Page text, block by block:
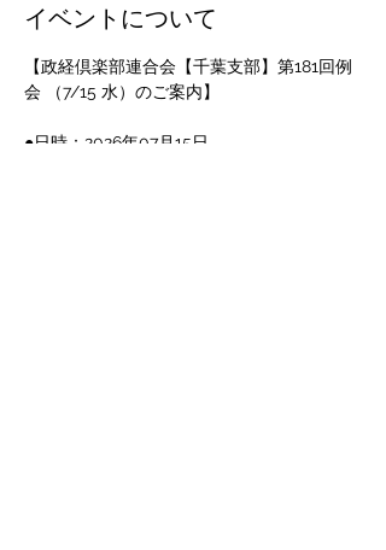
イベントについて
【政経倶楽部連合会【千葉支部】第181回例
会 （7/15 水）のご案内】
●日時：2026年07月15日